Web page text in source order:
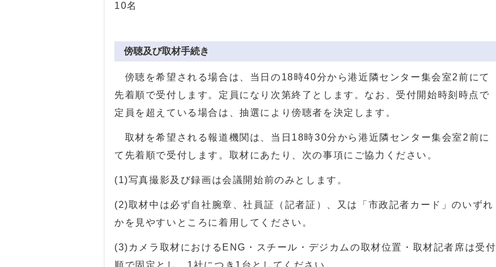
10名
傍聴及び取材手続き
傍聴を希望される場合は、当日の18時40分から港近隣センター集会室2前にて
先着順で受付します。定員になり次第終了とします。なお、受付開始時刻時点で
定員を超えている場合は、抽選により傍聴者を決定します。
取材を希望される報道機関は、当日18時30分から港近隣センター集会室2前に
て先着順で受付します。取材にあたり、次の事項にご協力ください。
(1)写真撮影及び録画は会議開始前のみとします。
(2)取材中は必ず自社腕章、社員証（記者証）、又は「市政記者カード」のいずれ
かを見やすいところに着用してください。
(3)カメラ取材におけるENG・スチール・デジカムの取材位置・取材記者席は受付